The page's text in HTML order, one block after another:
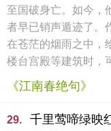
至国破身亡。如今，
者早已销声遁迹了。
在苍茫的烟雨之中，
楼台宫殿等建筑时，
《江南春绝句》
29. 千里莺啼绿映